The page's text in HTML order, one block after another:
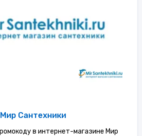
Мир Сантехники